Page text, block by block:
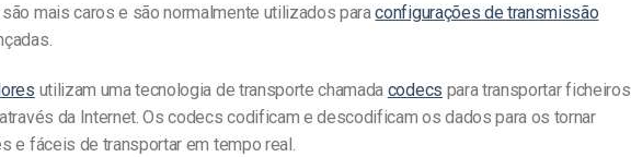
são mais caros e são normalmente utilizados paraconfigurações de transmissão
utilizam uma tecnologia de transporte chamada codecs para transportar ficheiros
da Internet. Os codecs codificam e descodificam os dados para os tornar
e fáceis de transportar em tempo real.